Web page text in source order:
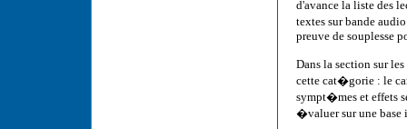
d'avance la liste des
textes sur bande
preuve de souplesse
Dans la section sur
cette cat�gorie : le
sympt�mes et effets
�valuer sur une